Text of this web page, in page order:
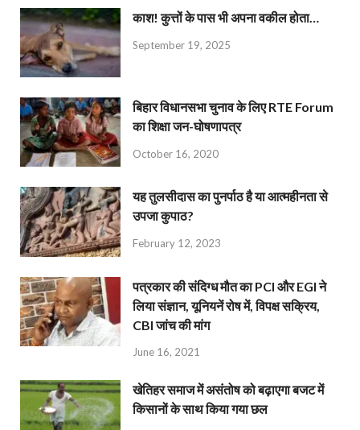
काश! कुत्तों के पास भी अपना वकील होता…
September 19, 2025
बिहार विधानसभा चुनाव के लिए RTE Forum
का शिक्षा जन-घोषणापत्र
October 16, 2020
यह तुलसीदास का पुनर्पाठ है या आत्महीनता से
उपजा कुपाठ?
February 12, 2023
पत्रकार की संदिग्ध मौत का PCI और EGI ने
लिया संज्ञान, यूनियनें रोष में, विपक्ष सक्रिय,
CBI जांच की मांग
June 16, 2021
खेतिहर समाज में असंतोष को बढ़ाएगा बजट में
किसानों के साथ किया गया छल